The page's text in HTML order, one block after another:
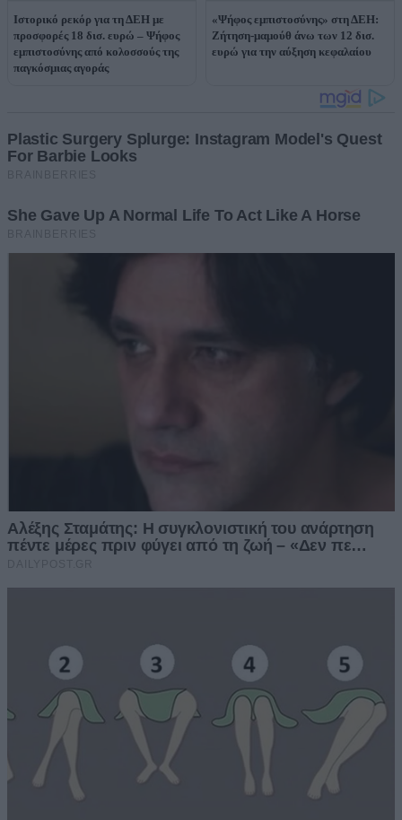
Ιστορικό ρεκόρ για τη ΔΕΗ με
προσφορές 18 δισ. ευρώ – Ψήφος
εμπιστοσύνης από κολοσσούς της
παγκόσμιας αγοράς
«Ψήφος εμπιστοσύνης» στη ΔΕΗ:
Ζήτηση-μαμούθ άνω των 12 δισ.
ευρώ για την αύξηση κεφαλαίου